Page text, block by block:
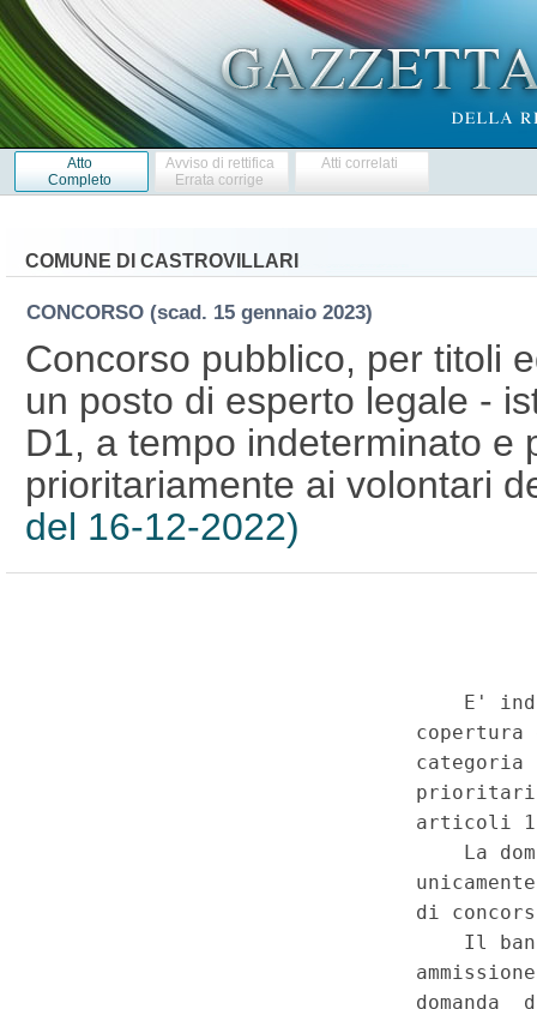
Atto
Completo
Avviso di rettifica
Errata corrige
Atti correlati
COMUNE DI CASTROVILLARI
CONCORSO (scad. 15 gennaio 2023)
Concorso pubblico, per titoli
un posto di esperto legale -
D1, a tempo indeterminato e
prioritariamente ai volontari
del 16-12-2022)